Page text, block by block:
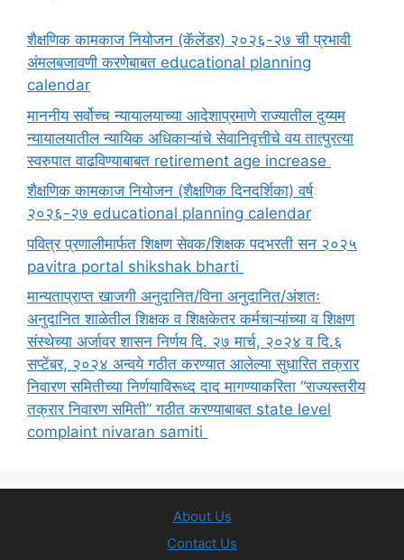
शैक्षणिक कामकाज नियोजन (कॅलेंडर) २०२६-२७ ची प्रभावी
अंमलबजावणी करणेबाबत educational planning
calendar
माननीय सर्वोच्च न्यायालयाच्या आदेशाप्रमाणे राज्यातील दुय्यम
न्यायालयातील न्यायिक अधिकाऱ्यांचे सेवानिवृत्तीचे वय तात्पुरत्या
स्वरुपात वाढविण्याबाबत retirement age increase
शैक्षणिक कामकाज नियोजन (शैक्षणिक दिनदर्शिका) वर्ष
२०२६-२७ educational planning calendar
पवित्र प्रणालीमार्फत शिक्षण सेवक/शिक्षक पदभरती सन २०२५
pavitra portal shikshak bharti
मान्यताप्राप्त खाजगी अनुदानित/विना अनुदानित/अंशतः
अनुदानित शाळेतील शिक्षक व शिक्षकेतर कर्मचाऱ्यांच्या व शिक्षण
संस्थेच्या अर्जावर शासन निर्णय दि. २७ मार्च, २०२४ व दि.६
सप्टेंबर, २०२४ अन्वये गठीत करण्यात आलेल्या सुधारित तक्रार
निवारण समितीच्या निर्णयाविरूध्द दाद मागण्याकरिता “राज्यस्तरीय
तक्रार निवारण समिती” गठीत करण्याबाबत state level
complaint nivaran samiti
About Us
Contact Us